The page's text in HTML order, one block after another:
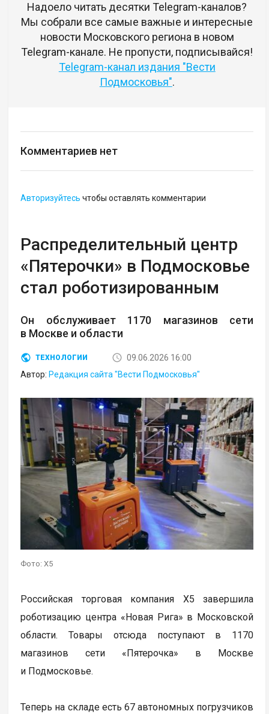
Надоело читать десятки Telegram-каналов?
Мы собрали все самые важные и интересные
новости Московского региона в новом
Telegram-канале. Не пропусти, подписывайся!
Telegram-канал издания "Вести
Подмосковья".
Комментариев нет
Авторизуйтесь чтобы оставлять комментарии
Распределительный центр
«Пятерочки» в Подмосковье
стал роботизированным
Он обслуживает 1170 магазинов сети
в Москве и области
ТЕХНОЛОГИИ
09.06.2026 16:00
Автор: Редакция сайта "Вести Подмосковья"
Фото: X5
Российская торговая компания X5 завершила
роботизацию центра «Новая Рига» в Московской
области. Товары отсюда поступают в 1170
магазинов сети «Пятерочка» в Москве
и Подмосковье.
Теперь на складе есть 67 автономных погрузчиков